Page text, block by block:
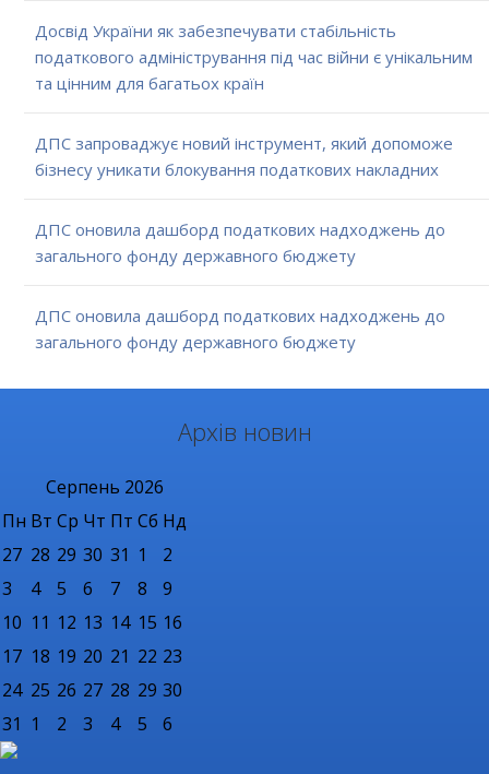
Досвід України як забезпечувати стабільність
податкового адміністрування під час війни є унікальним
та цінним для багатьох країн
ДПС запроваджує новий інструмент, який допоможе
бізнесу уникати блокування податкових накладних
ДПС оновила дашборд податкових надходжень до
загального фонду державного бюджету
ДПС оновила дашборд податкових надходжень до
загального фонду державного бюджету
Архів новин
Серпень 2026
Пн Вт Ср Чт Пт Сб Нд
27 28 29 30 31 1
2
3
4 5 6 7 8
9
10 11 12 13 14 15 16
17 18 19 20 21 22 23
24 25 26 27 28 29 30
31 1 2 3 4 5 6